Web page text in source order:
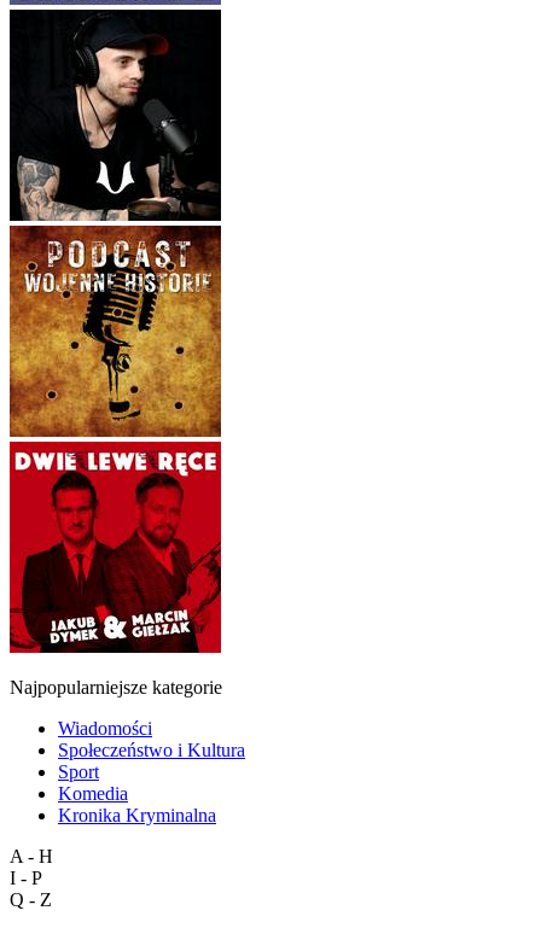
Najpopularniejsze kategorie
Wiadomości
Społeczeństwo i Kultura
Sport
Komedia
Kronika Kryminalna
A - H
I - P
Q - Z